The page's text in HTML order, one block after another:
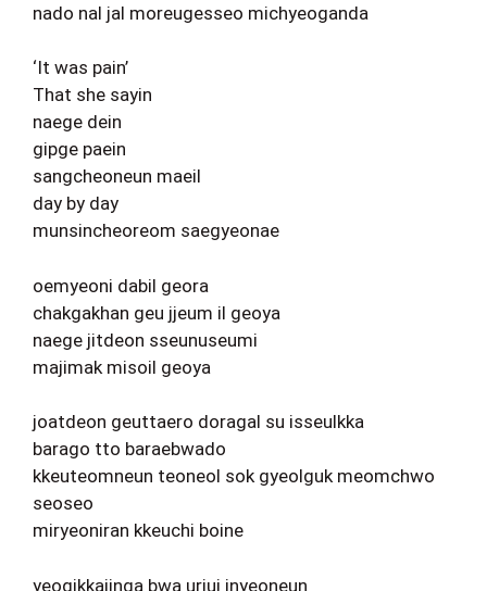
nado nal jal moreugesseo michyeoganda
‘It was pain’
That she sayin
naege dein
gipge paein
sangcheoneun maeil
day by day
munsincheoreom saegyeonae
oemyeoni dabil geora
chakgakhan geu jjeum il geoya
naege jitdeon sseunuseumi
majimak misoil geoya
joatdeon geuttaero doragal su isseulkka
barago tto baraebwado
kkeuteomneun teoneol sok gyeolguk meomchwo
seoseo
miryeoniran kkeuchi boine
yeogikkajinga bwa uriui inyeoneun